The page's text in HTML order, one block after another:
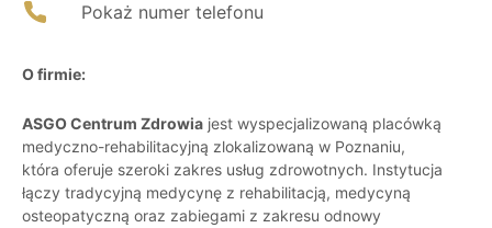
Pokaż numer telefonu
O firmie:
ASGO Centrum Zdrowia jest wyspecjalizowaną placówką
medyczno-rehabilitacyjną zlokalizowaną w Poznaniu,
która oferuje szeroki zakres usług zdrowotnych. Instytucja
łączy tradycyjną medycynę z rehabilitacją, medycyną
osteopatyczną oraz zabiegami z zakresu odnowy